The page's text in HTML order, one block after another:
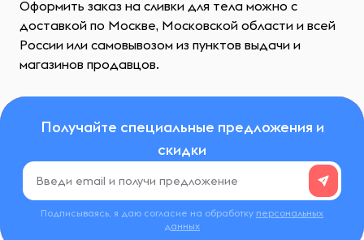
Оформить заказ на сливки для тела можно с
доставкой по Москве, Московской области и всей
России или самовывозом из пунктов выдачи и
магазинов продавцов.
Получайте специальные предложения и
скидки
Подписываясь, я даю согласие на обработку персональных
данных